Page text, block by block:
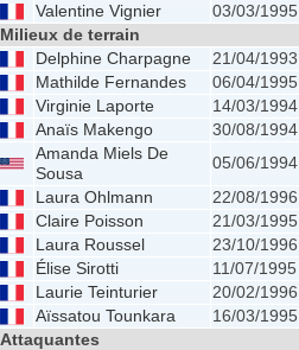
Valentine Vignier
03/03/1995
Milieux de terrain
Delphine Charpagne
21/04/1993
Mathilde Fernandes
06/04/1995
Virginie Laporte
14/03/1994
Anaïs Makengo
30/08/1994
Amanda Miels De
Sousa
05/06/1994
Laura Ohlmann
22/08/1996
Claire Poisson
21/03/1995
Laura Roussel
23/10/1996
Élise Sirotti
11/07/1995
Laurie Teinturier
20/02/1996
Aïssatou Tounkara
16/03/1995
Attaquantes